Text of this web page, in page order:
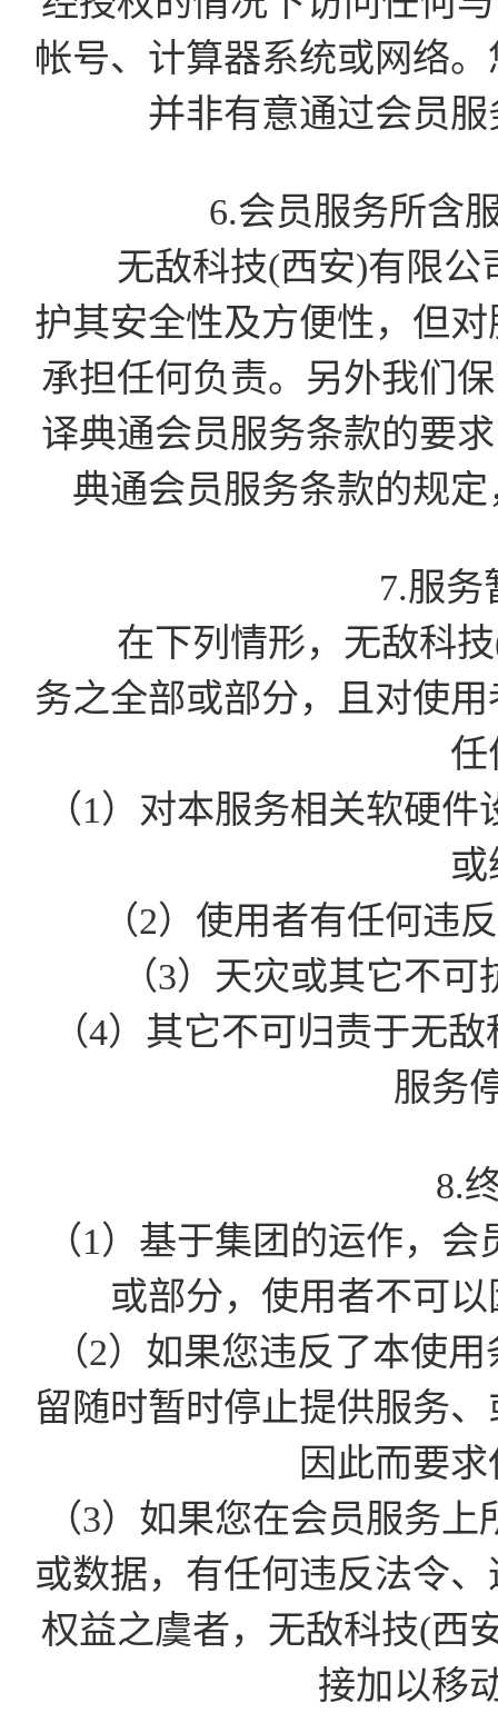
帐号、计算器系统或网络
并非有意通过会员
6.会员服务所含
无敌科技(西安)有限公
护其安全性及方便性，但
承担任何负责。另外我们
译典通会员服务条款的要
典通会员服务条款的规
7.服务
在下列情形，无敌科技(
务之全部或部分，且对使
任
（1）对本服务相关软硬
或
（2）使用者有任何违
（3）天灾或其它不
（4）其它不可归责于无
服务
8.
（1）基于集团的运作，
或部分，使用者不可
（2）如果您违反了本使
留随时暂时停止提供服务
因此而要
（3）如果您在会员服务
或数据，有任何违反法令
权益之虞者，无敌科技(西
接加以移